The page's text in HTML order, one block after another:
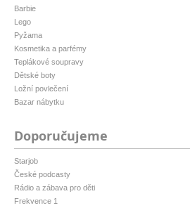
Barbie
Lego
Pyžama
Kosmetika a parfémy
Teplákové soupravy
Dětské boty
Ložní povlečení
Bazar nábytku
Doporučujeme
Starjob
České podcasty
Rádio a zábava pro děti
Frekvence 1